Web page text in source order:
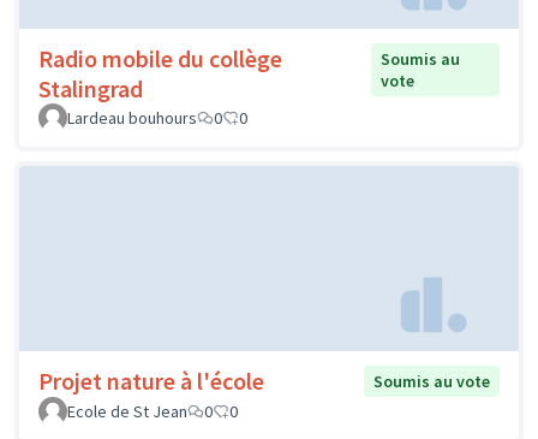
Radio mobile du collège
Stalingrad
Soumis au
vote
Lardeau bouhours
0 0
Projet nature à l'école
Soumis au vote
Ecole de St Jean
0 0